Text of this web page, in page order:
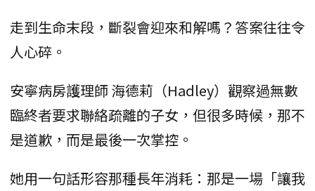
走到生命末段，斷裂會迎來和解嗎？答案往往令
人心碎。
安寧病房護理師 海德莉（Hadley）觀察過無數
臨終者要求聯絡疏離的子女，但很多時候，那不
是道歉，而是最後一次掌控。
她用一句話形容那種長年消耗：那是一場「讓我